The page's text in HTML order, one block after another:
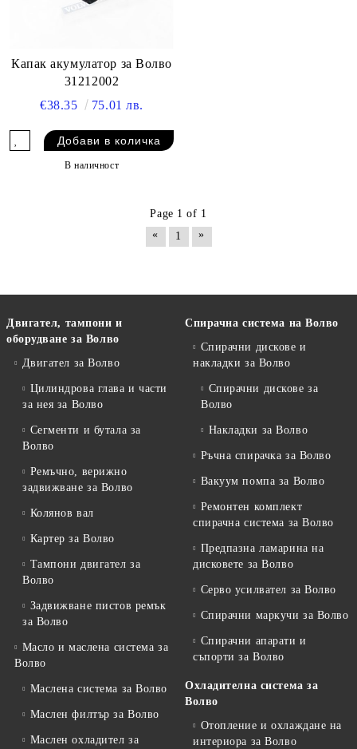
Капак акумулатор за Волво
31212002
€38.35
75.01 лв.
В наличност
Page 1 of 1
«
1 »
Двигател, тампони и
оборудване за Волво
Двигател за Волво
Цилиндрова глава и части
за нея за Волво
Сегменти и бутала за
Волво
Ремъчно, верижно
задвижване за Волво
Колянов вал
Картер за Волво
Тампони двигател за
Волво
Задвижване пистов ремък
за Волво
Масло и маслена система за
Волво
Маслена система за Волво
Маслен филтър за Волво
Маслен охладител за
Спирачна система на Волво
Спирачни дискове и
накладки за Волво
Спирачни дискове за
Волво
Накладки за Волво
Ръчна спирачка за Волво
Вакуум помпа за Волво
Ремонтен комплект
спирачна система за Волво
Предпазна ламарина на
дисковете за Волво
Серво усилвател за Волво
Спирачни маркучи за Волво
Спирачни апарати и
съпорти за Волво
Охладителна система за
Волво
Отопление и охлаждане на
интериора за Волво